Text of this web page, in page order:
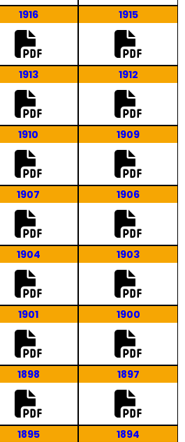
1916 1915
1913 1912
1910 1909
1907 1906
1904 1903
1901 1900
1898 1897
1895 1894